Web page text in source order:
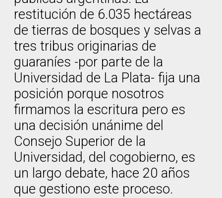
restitución de 6.035 hectáreas
de tierras de bosques y selvas a
tres tribus originarias de
guaraníes -por parte de la
Universidad de La Plata- fija una
posición porque nosotros
firmamos la escritura pero es
una decisión unánime del
Consejo Superior de la
Universidad, del cogobierno, es
un largo debate, hace 20 años
que gestiono este proceso.